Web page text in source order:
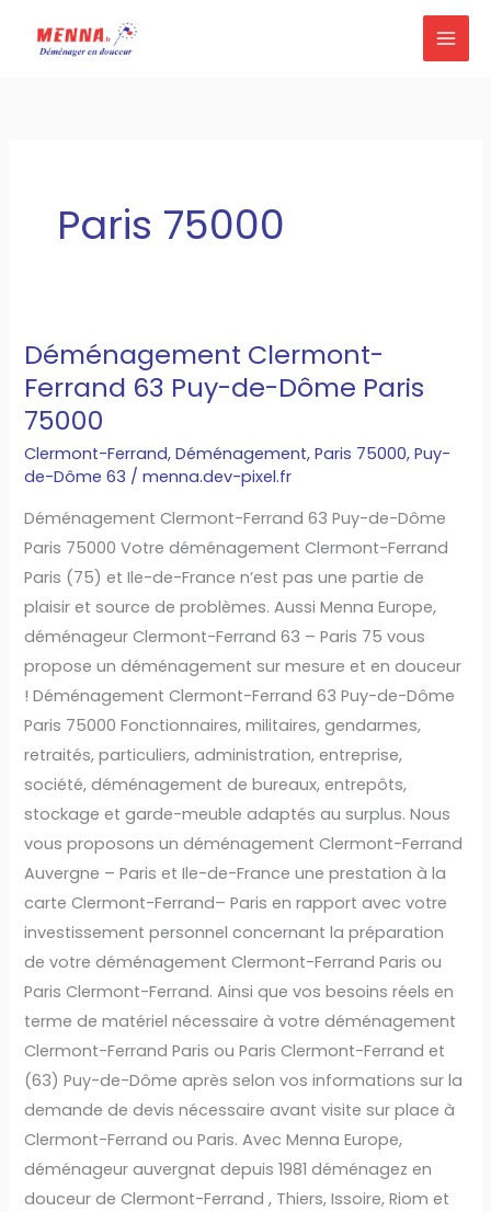
Paris 75000
Déménagement Clermont-
Ferrand 63 Puy-de-Dôme Paris
75000
Clermont-Ferrand,Déménagement,Paris 75000,Puy-
de-Dôme 63 /menna.dev-pixel.fr
Déménagement Clermont-Ferrand 63 Puy-de-Dôme
Paris 75000 Votre déménagement Clermont-Ferrand
Paris (75) et Ile-de-France n’est pas une partie de
plaisir et source de problèmes. Aussi Menna Europe,
déménageur Clermont-Ferrand 63 – Paris 75 vous
propose un déménagement sur mesure et en douceur
! Déménagement Clermont-Ferrand 63 Puy-de-Dôme
Paris 75000 Fonctionnaires, militaires, gendarmes,
retraités, particuliers, administration, entreprise,
société, déménagement de bureaux, entrepôts,
stockage et garde-meuble adaptés au surplus. Nous
vous proposons un déménagement Clermont-Ferrand
Auvergne – Paris et Ile-de-France une prestation à la
carte Clermont-Ferrand– Paris en rapport avec votre
investissement personnel concernant la préparation
de votre déménagement Clermont-Ferrand Paris ou
Paris Clermont-Ferrand. Ainsi que vos besoins réels en
terme de matériel nécessaire à votre déménagement
Clermont-Ferrand Paris ou Paris Clermont-Ferrand et
(63) Puy-de-Dôme après selon vos informations sur la
demande de devis nécessaire avant visite sur place à
Clermont-Ferrand ou Paris. Avec Menna Europe,
déménageur auvergnat depuis 1981 déménagez en
douceur de Clermont-Ferrand , Thiers, Issoire, Riom et
Déménagement
Clermont-
Ferrand
Puy-
Dôme
Paris
75000